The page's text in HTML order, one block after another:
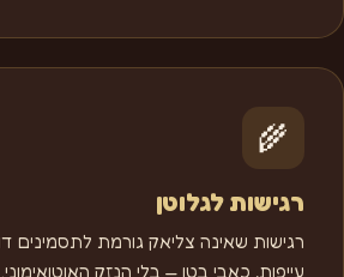
🌾
רגישות לגלוטן
רגישות שאינה צליאק גורמת לתסמינים
עייפות, כאבי בטן — בלי הנזק